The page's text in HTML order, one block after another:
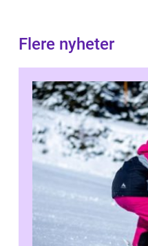
Flere nyheter